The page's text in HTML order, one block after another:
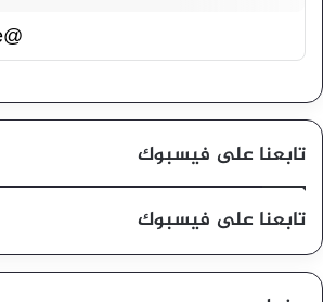
@forexarabonline
تابعنا على فيسبوك
تابعنا على فيسبوك